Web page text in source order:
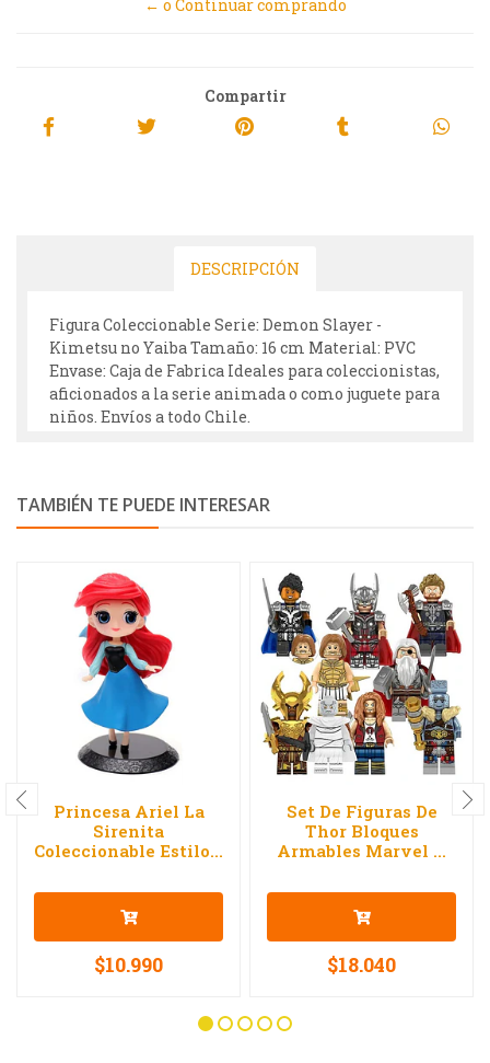
← o Continuar comprando
Compartir
DESCRIPCIÓN
Figura Coleccionable Serie: Demon Slayer -
Kimetsu no Yaiba Tamaño: 16 cm Material: PVC
Envase: Caja de Fabrica Ideales para coleccionistas,
aficionados a la serie animada o como juguete para
niños. Envíos a todo Chile.
TAMBIÉN TE PUEDE INTERESAR
Princesa Ariel La
Sirenita
Coleccionable Estilo...
$10.990
Set De Figuras De
Thor Bloques
Armables Marvel ...
$18.040